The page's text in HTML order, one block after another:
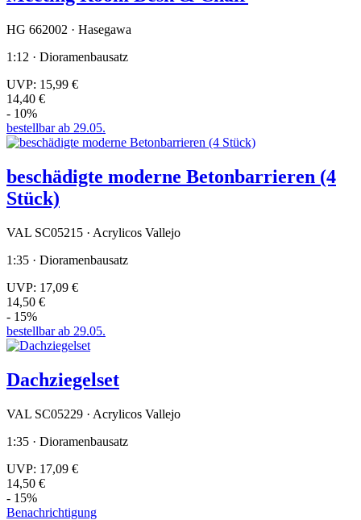
HG 662002 · Hasegawa
1:12 · Dioramenbausatz
UVP: 15,99 €
14,40 €
- 10%
bestellbar ab 29.05.
beschädigte moderne Betonbarrieren (4
Stück)
VAL SC05215 · Acrylicos Vallejo
1:35 · Dioramenbausatz
UVP: 17,09 €
14,50 €
- 15%
bestellbar ab 29.05.
Dachziegelset
VAL SC05229 · Acrylicos Vallejo
1:35 · Dioramenbausatz
UVP: 17,09 €
14,50 €
- 15%
Benachrichtigung